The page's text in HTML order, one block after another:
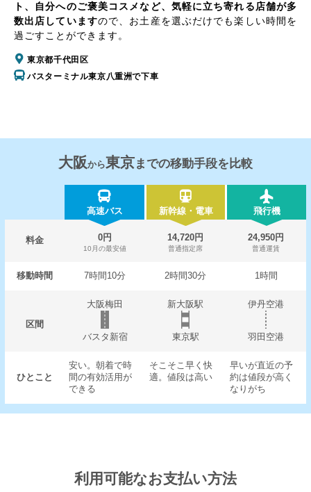
ト、自分へのご褒美コスメなど、気軽に立ち寄れる店舗が多
数出店していますので、お土産を選ぶだけでも楽しい時間を
過ごすことができます。
東京都千代田区
バスターミナル東京八重洲で下車
大阪から東京までの移動手段を比較
高速バス 新幹線・電車 飛行機
料金 0円
10月の最安値
14,720円
普通指定席
24,950円
普通運賃
移動時間 7時間10分 2時間30分 1時間
区間
大阪梅田 新大阪駅 伊丹空港
バスタ新宿 東京駅 羽田空港
ひとこと
安い。朝着で時
間の有効活用が
できる
そこそこ早く快
適。値段は高い
早いが直近の予
約は値段が高く
なりがち
利用可能なお支払い方法